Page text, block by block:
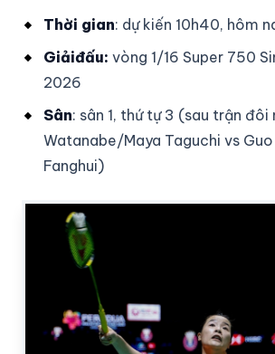
Thời gian: dự kiến 10h40, hôm
Giảiđấu: vòng 1/16 Super 750
2026
Sân: sân 1, thứ tự 3 (sau trận đôi
Watanabe/Maya Taguchi vs
Fanghui)